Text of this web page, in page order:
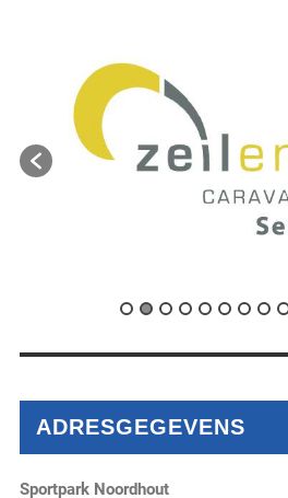
ADRESGEGEVENS
Sportpark Noordhout